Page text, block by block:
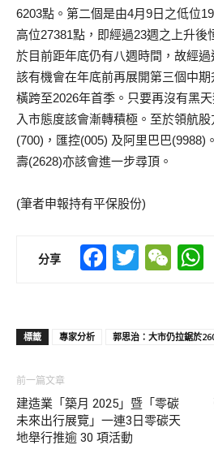
6203點。第二個是由4月9日之低位
高位27381點，即經過23週之上升後
於目前距年底仍有八週時間，故經
該有機會在年底前再展開第三個中
橫跨至2026年首季。只要再沒有黑
入市態度該會漸轉積極。至於領航
(700)，匯控(005) 及阿里巴巴(9988)
壽(2628)亦該會進一步尋頂。
(筆者申報持有平保股份)
分享 Facebook
Twitter
標籤 專家分析 郭思治：大市仍拉鋸於
前一篇文章
建造業「築月 2025」暨「零碳
未來出行展覽」一連3日零碳天
地舉行推逾 30 項活動